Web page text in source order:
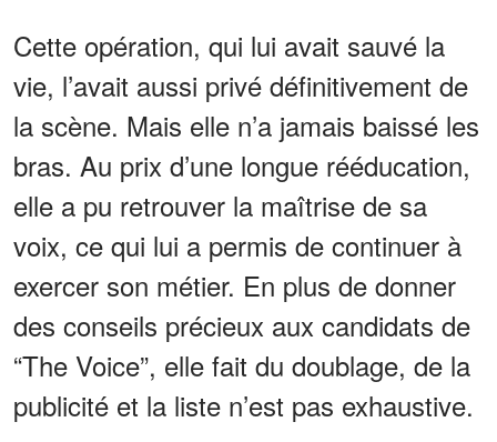
Cette opération, qui lui avait sauvé la
vie, l’avait aussi privé définitivement de
la scène. Mais elle n’a jamais baissé les
bras. Au prix d’une longue rééducation,
elle a pu retrouver la maîtrise de sa
voix, ce qui lui a permis de continuer à
exercer son métier. En plus de donner
des conseils précieux aux candidats de
“The Voice”, elle fait du doublage, de la
publicité et la liste n’est pas exhaustive.